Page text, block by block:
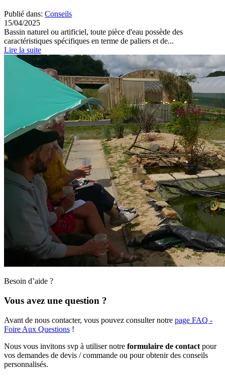
Publié dans: Conseils
15/04/2025
Bassin naturel ou artificiel, toute pièce d'eau possède des
caractéristiques spécifiques en terme de paliers et de...
Lire la suite
Besoin d’aide ?
Vous avez une question ?
Avant de nous contacter, vous pouvez consulter notre page FAQ -
Foire Aux Questions !
Nous vous invitons svp à utiliser notre formulaire de contact pour
vos demandes de devis / commande ou pour obtenir des conseils
personnalisés.